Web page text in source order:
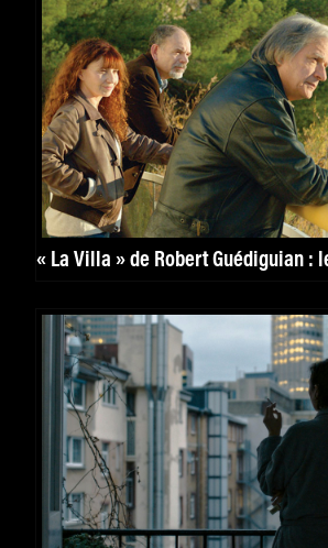
« La Villa » de Robert Guédiguian :